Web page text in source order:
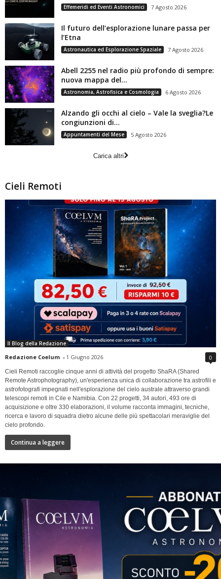
Effemeridi ed Eventi Astronomici 7 Agosto 2026
Il futuro dell’esplorazione lunare passa per
l’Etna
Astronautica ed Esplorazione Spaziale 7 Agosto 2026
Abell 2255 nel radio più profondo di sempre:
nuova mappa del...
Astronomia, Astrofisica e Cosmologia 6 Agosto 2026
Alzando gli occhi al cielo – Vale la sveglia?Le
congiunzioni di...
Appuntamenti del Mese 5 Agosto 2026
Carica altri
Cieli Remoti
Il Blog della Redazione
Redazione Coelum - 1 Giugno 2026 0
Cieli Remoti raccoglie cinque anni di attività del progetto ShaRA (Shared
Remote Astrophotography), un'esperienza unica di collaborazione tra astrofili e
astrofotografi impegnati nell'esplorazione del cielo australe attraverso grandi
telescopi remoti in Cile e Namibia. Con 22 progetti, 34 autori, 493 ore di
acquisizione e oltre 330 elaborazioni, il volume racconta immagini, tecniche,
ricerca e lavoro di squadra dietro alcune delle più spettacolari meraviglie del
cielo profondo.
Continua a leggere